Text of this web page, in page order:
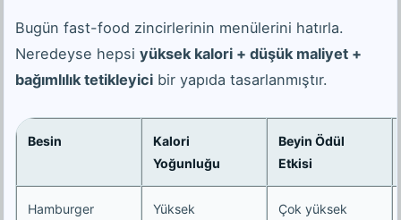
Bugün fast-food zincirlerinin menülerini hatırla.
Neredeyse hepsi yüksek kalori + düşük maliyet +
bağımlılık tetikleyici bir yapıda tasarlanmıştır.
Besin
Kalori
Yoğunluğu
Beyin Ödül
Etkisi
Hamburger Yüksek Çok yüksek